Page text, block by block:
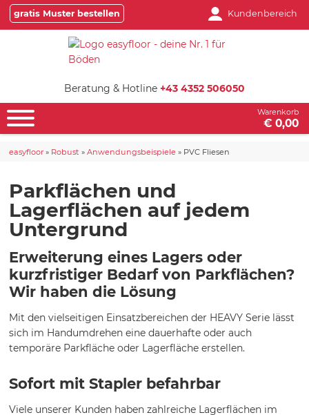
gratis Muster bestellen Kundenbereich
Beratung & Hotline +43 4352 506050
Warenkorb
€ 0,00
easyfloor » Robust »Anwendungsbeispiele » PVC Fliesen
Parkflächen und
Lagerflächen auf jedem
Untergrund
Erweiterung eines Lagers oder
kurzfristiger Bedarf von Parkflächen?
Wir haben die Lösung
Mit den vielseitigen Einsatzbereichen der HEAVY Serie lässt
sich im Handumdrehen eine dauerhafte oder auch
temporäre Parkfläche oder Lagerfläche erstellen.
Sofort mit Stapler befahrbar
Viele unserer Kunden haben zahlreiche Lagerflächen im